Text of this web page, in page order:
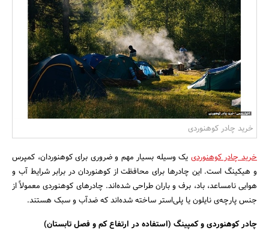
بانک، بیمه و سرمایه
مسکن و ساختمان
خرید چادر کوهنوردی
خرید چادر کوهنوردی یک وسیله بسیار مهم و ضروری برای کوهنوردان، کمپرس
و هیکینگ است. این چادرها برای محافظت از کوهنوردان در برابر شرایط آب و
هوایی نامساعد، باد، برف و باران طراحی شده‌اند. چادرهای کوهنوردی معمولاً از
جنس پارچه‌ی نایلون یا پلی‌استر ساخته شده‌اند که ضدآب و سبک هستند.
چادر کوهنوردی و کمپینگ (استفاده در ارتفاع کم و فصل تابستان)